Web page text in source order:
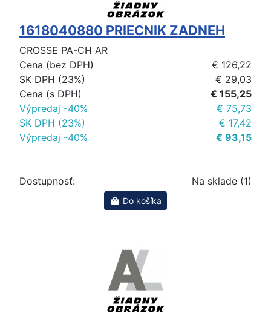
1618040880 PRIECNIK ZADNEH
CROSSE PA-CH AR
Cena (bez DPH)
€ 126,22
SK DPH (23%)
€ 29,03
Cena (s DPH)
€ 155,25
Výpredaj -40%
€ 75,73
SK DPH (23%)
€ 17,42
Výpredaj -40%
€ 93,15
Dostupnosť: Na sklade (1)
Do košíka